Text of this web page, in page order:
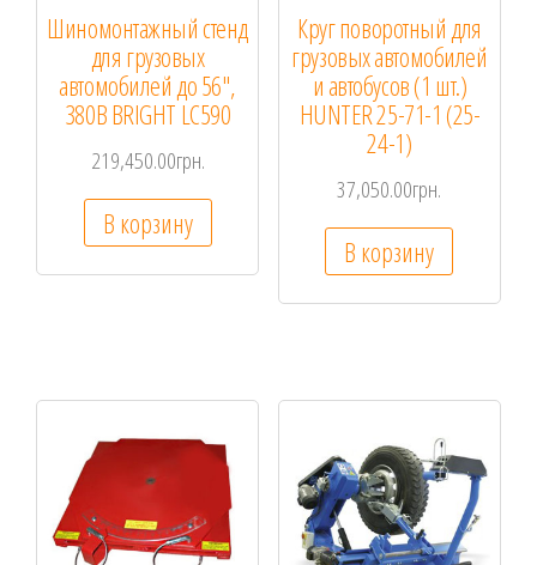
Шиномонтажный стенд
для грузовых
автомобилей до 56″,
380В BRIGHT LC590
219,450.00грн.
В корзину
Круг поворотный для
грузовых автомобилей
и автобусов (1 шт.)
HUNTER 25-71-1 (25-
24-1)
37,050.00грн.
В корзину